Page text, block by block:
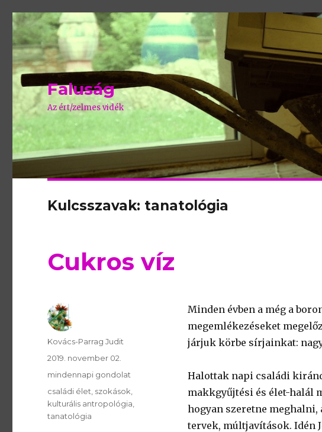
Faluság
Az ért/zelmes vidék
Kulcsszavak: tanatológia
Cukros víz
Minden évben a még a
megemlékezéseket
járjuk körbe sírjainkat:
Halottak napi családi
makkgyűjtési és élet-halál
hogyan szeretne meghalni,
tervek, múltjavítások. Idén
Szerző
Kovács-Parrag Judit
Publikálva
2019. november 02.
Témakör
mindennapi gondolat
Kulcsszavak
családi élet szokások
kulturális antropológia
tanatológia